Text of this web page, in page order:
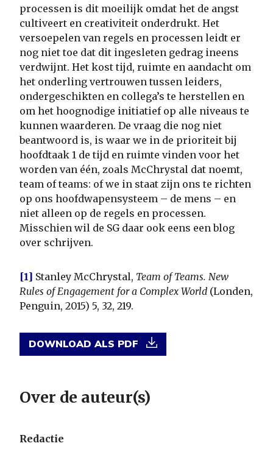
processen is dit moeilijk omdat het de angst
cultiveert en creativiteit onderdrukt. Het
versoepelen van regels en processen leidt er
nog niet toe dat dit ingesleten gedrag ineens
verdwijnt. Het kost tijd, ruimte en aandacht om
het onderling vertrouwen tussen leiders,
ondergeschikten en collega’s te herstellen en
om het hoognodige initiatief op alle niveaus te
kunnen waarderen. De vraag die nog niet
beantwoord is, is waar we in de prioriteit bij
hoofdtaak 1 de tijd en ruimte vinden voor het
worden van één, zoals McChrystal dat noemt,
team of teams: of we in staat zijn ons te richten
op ons hoofdwapensysteem – de mens – en
niet alleen op de regels en processen.
Misschien wil de SG daar ook eens een blog
over schrijven.
[1] Stanley McChrystal, Team of Teams. New
Rules of Engagement for a Complex World (Londen,
Penguin, 2015) 5, 32, 219.
DOWNLOAD ALS PDF
Over de auteur(s)
Redactie